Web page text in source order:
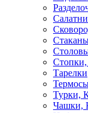
Тарелки
Турки,
Чашки,